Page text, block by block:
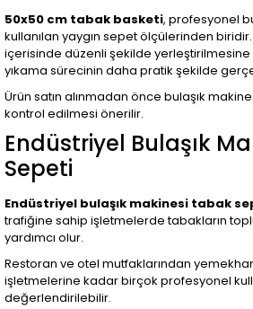
50x50 cm tabak basketi, profesyonel
kullanılan yaygın sepet ölçülerinden
içerisinde düzenli şekilde yerleştirilmesine
yıkama sürecinin daha pratik şekilde
Ürün satın alınmadan önce bulaşık
kontrol edilmesi önerilir.
Endüstriyel Bulaşık
Sepeti
Endüstriyel bulaşık makinesi tabak
trafiğine sahip işletmelerde tabakların
yardımcı olur.
Restoran ve otel mutfaklarından
işletmelerine kadar birçok profesyonel
değerlendirilebilir.